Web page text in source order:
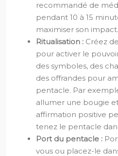
recommandé de
pendant 10 à 15
maximiser son impact.
Ritualisation : Créez
pour activer le
des symboles, des
des offrandes pour
pentacle. Par
allumer une bougie
affirmation positive
tenez le pentacle
Port du pentacle :
vous ou placez-le